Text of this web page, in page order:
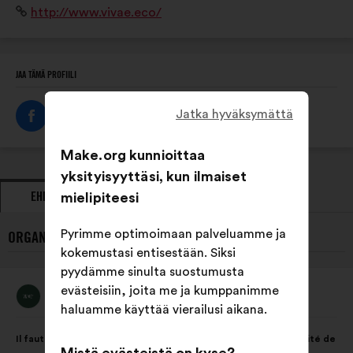
adaptées à chaque secteur d’activité et à chaque
Verkkosivusto:
http://www.vivae.eco/
JAA TÄMÄ PROFIILI
EHDOTUKSET
ORGANISAATION VIVAE VIIMEISIMMÄT EHDOTUKSET:
Ehdotus
Vivae
sisältö:
Il faut préserver la biodiversité qui est essentielle à la pérennité de
jakautuminen:
Jatka hyväksymättä
Make.org kunnioittaa
yksityisyyttäsi, kun ilmaiset
mielipiteesi
Pyrimme optimoimaan palveluamme ja
kokemustasi entisestään. Siksi
pyydämme sinulta suostumusta
evästeisiin, joita me ja kumppanimme
haluamme käyttää vierailusi aikana.